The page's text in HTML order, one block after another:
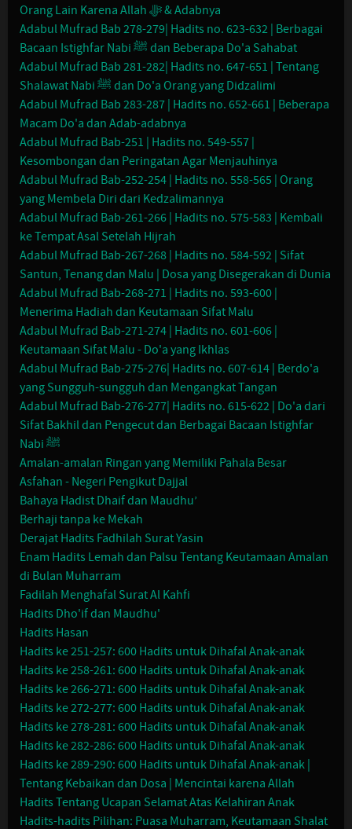
Orang Lain Karena Allah ﷻ & Adabnya
Adabul Mufrad Bab 278-279| Hadits no. 623-632 | Berbagai
Bacaan Istighfar Nabi ﷺ dan Beberapa Do'a Sahabat
Adabul Mufrad Bab 281-282| Hadits no. 647-651 | Tentang
Shalawat Nabi ﷺ dan Do'a Orang yang Didzalimi
Adabul Mufrad Bab 283-287 | Hadits no. 652-661 | Beberapa
Macam Do'a dan Adab-adabnya
Adabul Mufrad Bab-251 | Hadits no. 549-557 |
Kesombongan dan Peringatan Agar Menjauhinya
Adabul Mufrad Bab-252-254 | Hadits no. 558-565 | Orang
yang Membela Diri dari Kedzalimannya
Adabul Mufrad Bab-261-266 | Hadits no. 575-583 | Kembali
ke Tempat Asal Setelah Hijrah
Adabul Mufrad Bab-267-268 | Hadits no. 584-592 | Sifat
Santun, Tenang dan Malu | Dosa yang Disegerakan di Dunia
Adabul Mufrad Bab-268-271 | Hadits no. 593-600 |
Menerima Hadiah dan Keutamaan Sifat Malu
Adabul Mufrad Bab-271-274 | Hadits no. 601-606 |
Keutamaan Sifat Malu - Do'a yang Ikhlas
Adabul Mufrad Bab-275-276| Hadits no. 607-614 | Berdo'a
yang Sungguh-sungguh dan Mengangkat Tangan
Adabul Mufrad Bab-276-277| Hadits no. 615-622 | Do'a dari
Sifat Bakhil dan Pengecut dan Berbagai Bacaan Istighfar
Nabi ﷺ
Amalan-amalan Ringan yang Memiliki Pahala Besar
Asfahan - Negeri Pengikut Dajjal
Bahaya Hadist Dhaif dan Maudhu’
Berhaji tanpa ke Mekah
Derajat Hadits Fadhilah Surat Yasin
Enam Hadits Lemah dan Palsu Tentang Keutamaan Amalan
di Bulan Muharram
Fadilah Menghafal Surat Al Kahfi
Hadits Dho'if dan Maudhu'
Hadits Hasan
Hadits ke 251-257: 600 Hadits untuk Dihafal Anak-anak
Hadits ke 258-261: 600 Hadits untuk Dihafal Anak-anak
Hadits ke 266-271: 600 Hadits untuk Dihafal Anak-anak
Hadits ke 272-277: 600 Hadits untuk Dihafal Anak-anak
Hadits ke 278-281: 600 Hadits untuk Dihafal Anak-anak
Hadits ke 282-286: 600 Hadits untuk Dihafal Anak-anak
Hadits ke 289-290: 600 Hadits untuk Dihafal Anak-anak |
Tentang Kebaikan dan Dosa | Mencintai karena Allah
Hadits Tentang Ucapan Selamat Atas Kelahiran Anak
Hadits-hadits Pilihan: Puasa Muharram, Keutamaan Shalat